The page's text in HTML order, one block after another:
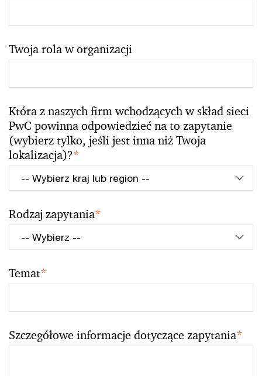
Twoja rola w organizacji
Która z naszych firm wchodzących w skład sieci
PwC powinna odpowiedzieć na to zapytanie
(wybierz tylko, jeśli jest inna niż Twoja
lokalizacja)?*
Rodzaj zapytania*
Temat*
Szczegółowe informacje dotyczące zapytania*